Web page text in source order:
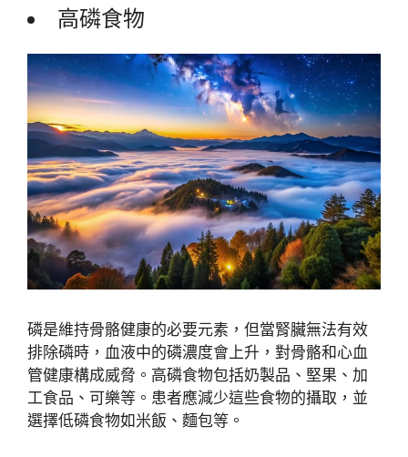
高磷食物
磷是維持骨骼健康的必要元素，但當腎臟無法有效
排除磷時，血液中的磷濃度會上升，對骨骼和心血
管健康構成威脅。高磷食物包括奶製品、堅果、加
工食品、可樂等。患者應減少這些食物的攝取，並
選擇低磷食物如米飯、麵包等。